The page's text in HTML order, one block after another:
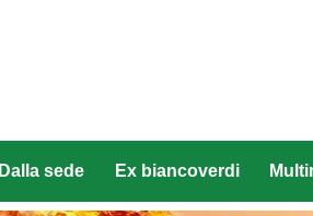
Dalla sede Ex biancoverdi